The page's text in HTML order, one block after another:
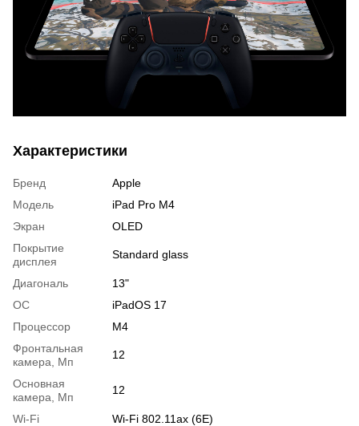
Характеристики
Бренд
Apple
Модель
iPad Pro M4
Экран
OLED
Покрытие
дисплея
Standard glass
Диагональ
13"
OC
iPadOS 17
Процессор
M4
Фронтальная
камера, Мп
12
Основная
камера, Мп
12
Wi-Fi
Wi-Fi 802.11ax (6E)